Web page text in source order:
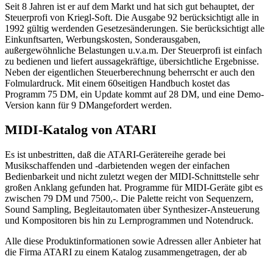
Seit 8 Jahren ist er auf dem Markt und hat sich gut behauptet, der
Steuerprofi von Kriegl-Soft. Die Ausgabe 92 berücksichtigt alle in
1992 gültig werdenden Gesetzesänderungen. Sie berücksichtigt alle
Einkunftsarten, Werbungskosten, Sonderausgaben,
außergewöhnliche Belastungen u.v.a.m. Der Steuerprofi ist einfach
zu bedienen und liefert aussagekräftige, übersichtliche Ergebnisse.
Neben der eigentlichen Steuerberechnung beherrscht er auch den
Folmulardruck. Mit einem 60seitigen Handbuch kostet das
Programm 75 DM, ein Update kommt auf 28 DM, und eine Demo-
Version kann für 9 DMangefordert werden.
MIDI-Katalog von ATARI
Es ist unbestritten, daß die ATARI-Gerätereihe gerade bei
Musikschaffenden und -darbietenden wegen der einfachen
Bedienbarkeit und nicht zuletzt wegen der MIDI-Schnittstelle sehr
großen Anklang gefunden hat. Programme für MIDI-Geräte gibt es
zwischen 79 DM und 7500,-. Die Palette reicht von Sequenzern,
Sound Sampling, Begleitautomaten über Synthesizer-Ansteuerung
und Kompositoren bis hin zu Lernprogrammen und Notendruck.
Alle diese Produktinformationen sowie Adressen aller Anbieter hat
die Firma ATARI zu einem Katalog zusammengetragen, der ab